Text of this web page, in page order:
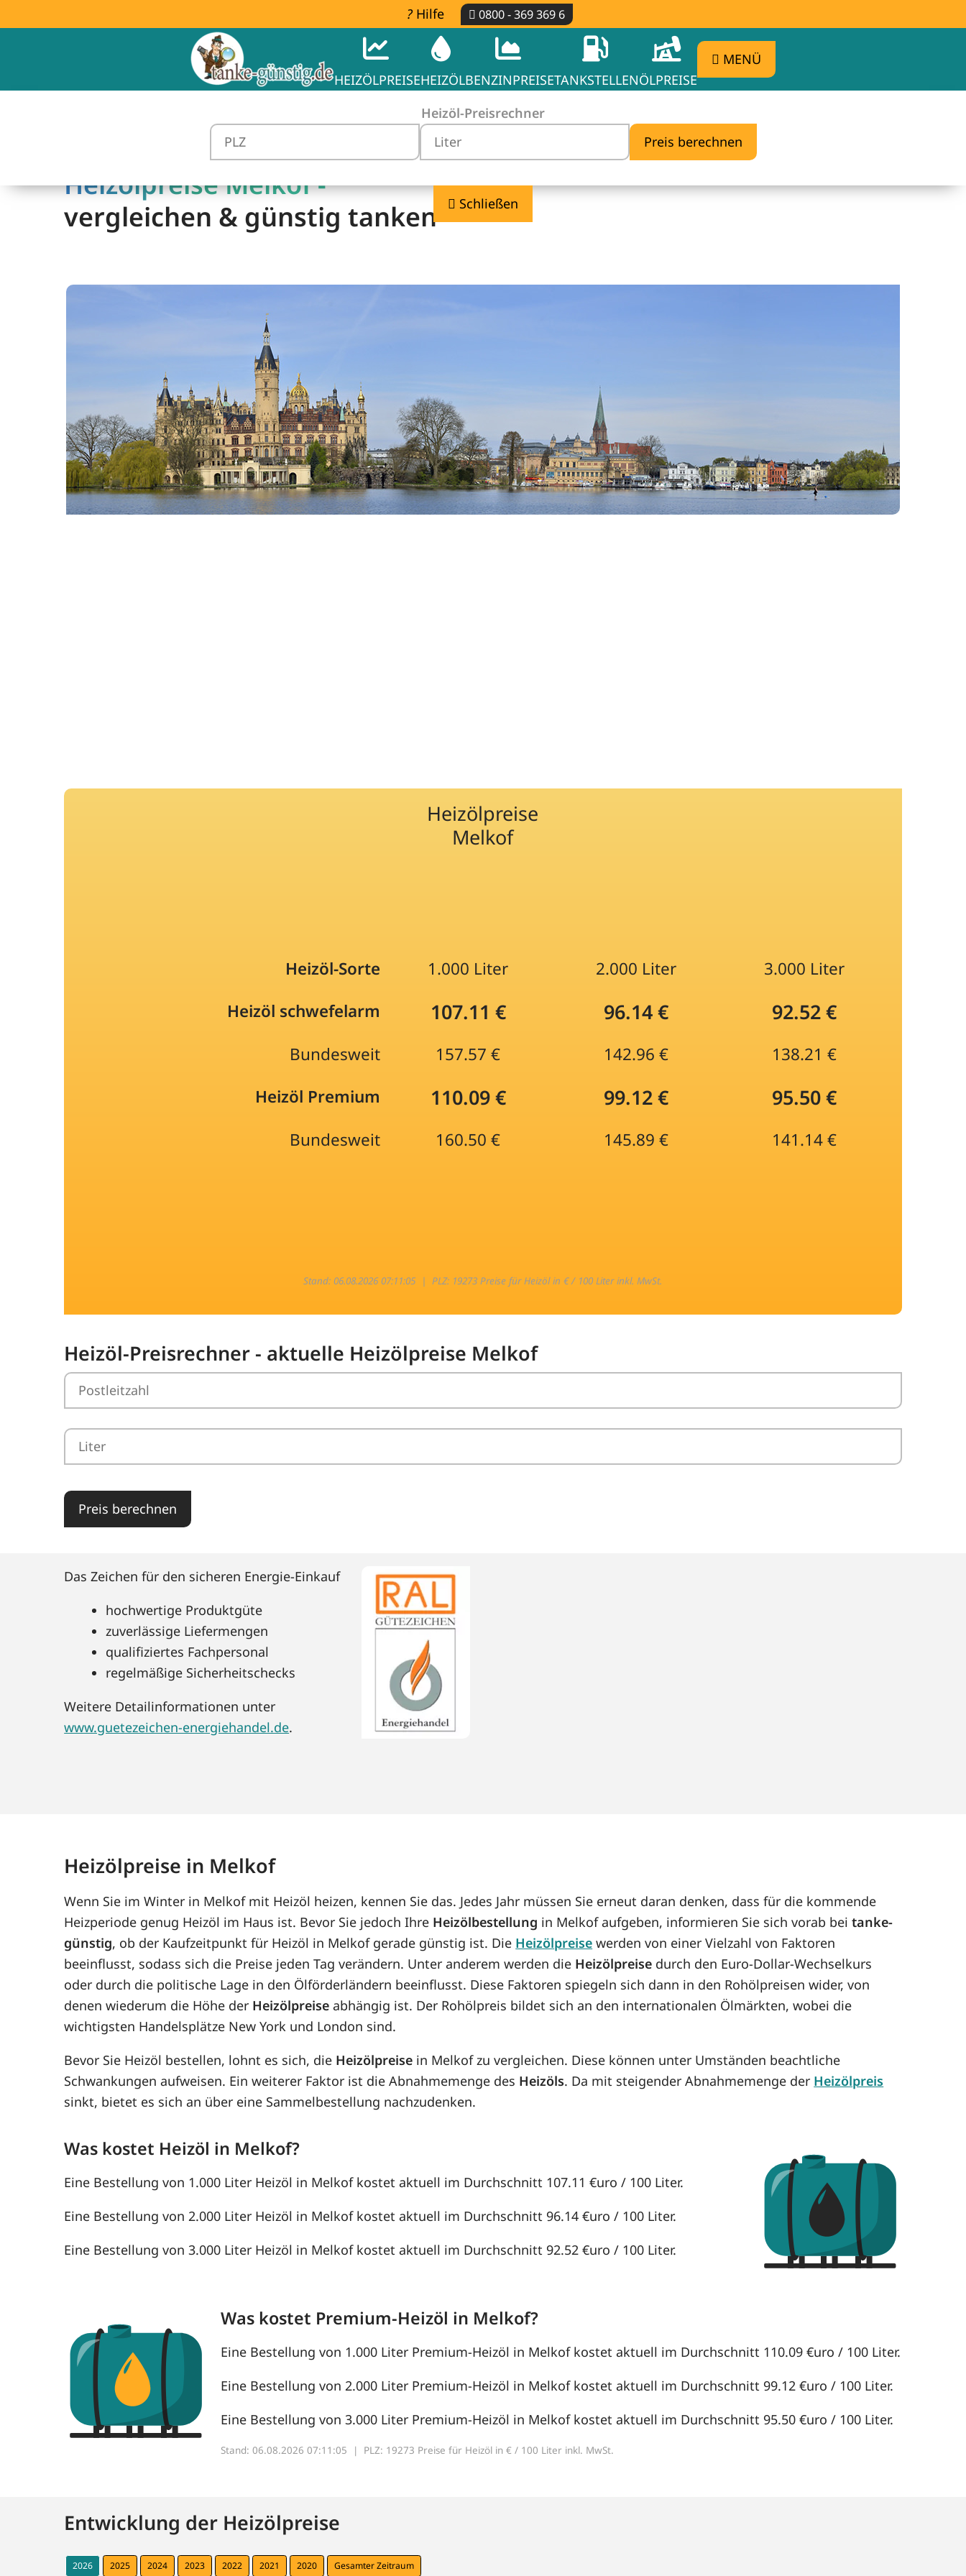
Hilfe 0800 - 369 369 6
HEIZÖLPREISEHEIZÖLBENZINPREISETANKSTELLENÖLPREISE
MENÜ
Heizöl-Preisrechner
Schließen
Heizölpreise Melkof -
vergleichen & günstig tanken
Heizölpreise
Melkof
Heizöl-Sorte 1.000 Liter 2.000 Liter
3.000 Liter
Heizöl schwefelarm
107.11 € 96.14 € 92.52 €
Bundesweit 157.57 € 142.96 €
138.21 €
Heizöl Premium
110.09 € 99.12 € 95.50 €
Bundesweit 160.50 € 145.89 € 141.14 €
Stand: 06.08.2026 07:11:05 |PLZ: 19273 Preise für Heizöl in € / 100 Liter inkl. MwSt.
Heizöl-Preisrechner - aktuelle Heizölpreise Melkof
Preis berechnen
Das Zeichen für den sicheren Energie-Einkauf
hochwertige Produktgüte
zuverlässige Liefermengen
qualifiziertes Fachpersonal
regelmäßige Sicherheitschecks
Weitere Detailinformationen unter
www.guetezeichen-energiehandel.de.
Heizölpreise in Melkof
Wenn Sie im Winter in Melkof mit Heizöl heizen, kennen Sie das. Jedes Jahr müssen Sie erneut daran denken, dass für die kommende
Heizperiode genug Heizöl im Haus ist. Bevor Sie jedoch Ihre Heizölbestellung in Melkof aufgeben, informieren Sie sich vorab beitanke-
günstig, ob der Kaufzeitpunkt für Heizöl in Melkof gerade günstig ist. Die Heizölpreise werden von einer Vielzahl von Faktoren
beeinflusst, sodass sich die Preise jeden Tag verändern. Unter anderem werden die Heizölpreise durch den Euro-Dollar-Wechselkurs
oder durch die politische Lage in den Ölförderländern beeinflusst. Diese Faktoren spiegeln sich dann in den Rohölpreisen wider, von
denen wiederum die Höhe der Heizölpreise abhängig ist. Der Rohölpreis bildet sich an den internationalen Ölmärkten, wobei die
wichtigsten Handelsplätze New York und London sind.
Bevor Sie Heizöl bestellen, lohnt es sich, die Heizölpreise in Melkof zu vergleichen. Diese können unter Umständen beachtliche
Schwankungen aufweisen. Ein weiterer Faktor ist die Abnahmemenge des Heizöls. Da mit steigender Abnahmemenge der Heizölpreis
sinkt, bietet es sich an über eine Sammelbestellung nachzudenken.
Was kostet Heizöl in Melkof?
Eine Bestellung von 1.000 Liter Heizöl in Melkof kostet aktuell im Durchschnitt 107.11 €uro / 100 Liter.
Eine Bestellung von 2.000 Liter Heizöl in Melkof kostet aktuell im Durchschnitt 96.14 €uro / 100 Liter.
Eine Bestellung von 3.000 Liter Heizöl in Melkof kostet aktuell im Durchschnitt 92.52 €uro / 100 Liter.
Was kostet Premium-Heizöl in Melkof?
Eine Bestellung von 1.000 Liter Premium-Heizöl in Melkof kostet aktuell im Durchschnitt 110.09 €uro / 100 Liter.
Eine Bestellung von 2.000 Liter Premium-Heizöl in Melkof kostet aktuell im Durchschnitt 99.12 €uro / 100 Liter.
Eine Bestellung von 3.000 Liter Premium-Heizöl in Melkof kostet aktuell im Durchschnitt 95.50 €uro / 100 Liter.
Stand: 06.08.2026 07:11:05 | PLZ: 19273 Preise für Heizöl in € / 100 Liter inkl. MwSt.
Entwicklung der Heizölpreise
2026 2025 2024 2023 2022 2021 2020 Gesamter Zeitraum